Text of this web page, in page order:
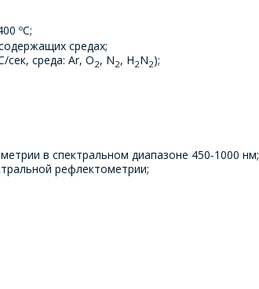
ºС;
средах;
сек, среда: Ar, O2, N2, H2N2);
в спектральном диапазоне 450-1000 нм;
рефлектометрии;